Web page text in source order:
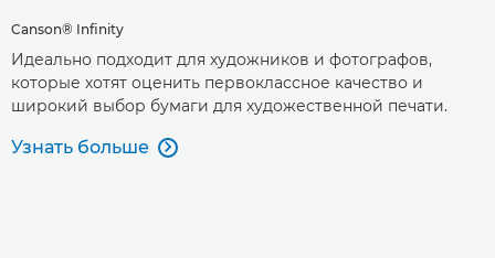
Canson® Infinity
Идеально подходит для художников и фотографов,
которые хотят оценить первоклассное качество и
широкий выбор бумаги для художественной печати.
Узнать больше 